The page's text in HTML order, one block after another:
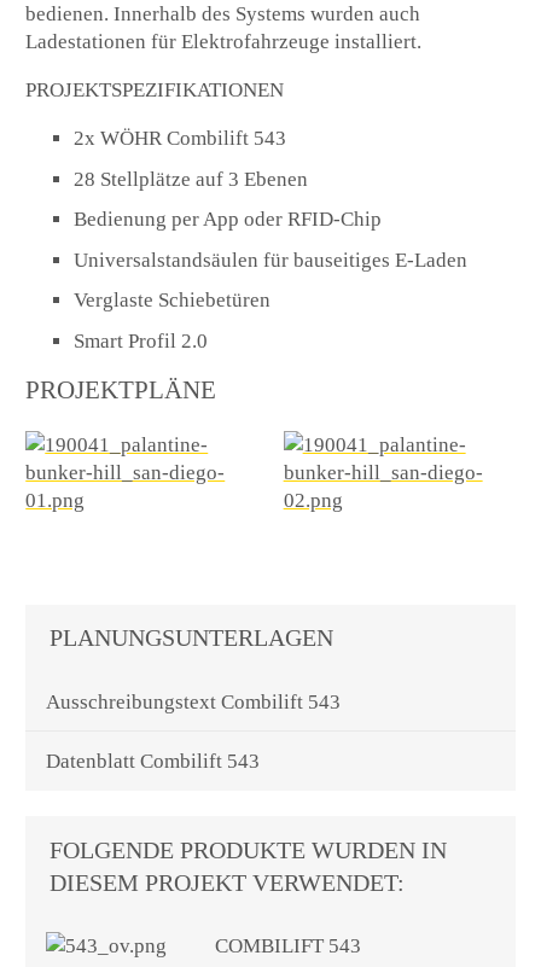
bedienen. Innerhalb des Systems wurden auch
Ladestationen für Elektrofahrzeuge installiert.
PROJEKTSPEZIFIKATIONEN
2x WÖHR Combilift 543
28 Stellplätze auf 3 Ebenen
Bedienung per App oder RFID-Chip
Universalstandsäulen für bauseitiges E-Laden
Verglaste Schiebetüren
Smart Profil 2.0
PROJEKTPLÄNE
PLANUNGSUNTERLAGEN
Ausschreibungstext Combilift 543
Datenblatt Combilift 543
FOLGENDE PRODUKTE WURDEN IN
DIESEM PROJEKT VERWENDET:
COMBILIFT 543